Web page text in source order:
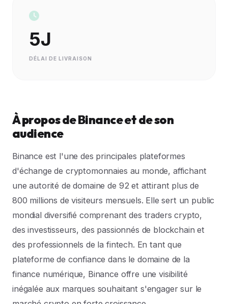
5J
DÉLAI DE LIVRAISON
À propos de Binance et de son
audience
Binance est l'une des principales plateformes
d'échange de cryptomonnaies au monde, affichant
une autorité de domaine de 92 et attirant plus de
800 millions de visiteurs mensuels. Elle sert un public
mondial diversifié comprenant des traders crypto,
des investisseurs, des passionnés de blockchain et
des professionnels de la fintech. En tant que
plateforme de confiance dans le domaine de la
finance numérique, Binance offre une visibilité
inégalée aux marques souhaitant s'engager sur le